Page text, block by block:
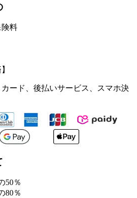
険料
ード、後払いサービス、スマホ決
50％
80％